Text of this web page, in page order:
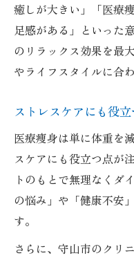
癒しが大きい」「医療
足感がある」といった
のリラックス効果を最
やライフスタイルに合
ストレスケアにも役
医療痩身は単に体重を
スケアにも役立つ点が
トのもとで無理なくダ
の悩み」や「健康不安
す。
さらに、守山市のクリ